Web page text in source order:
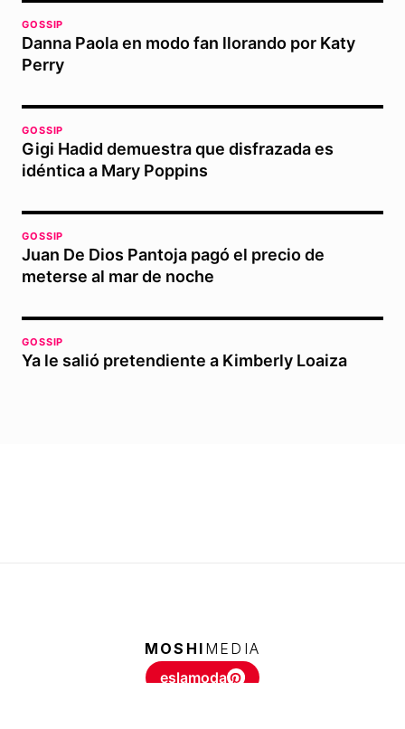
GOSSIP
Danna Paola en modo fan llorando por Katy
Perry
GOSSIP
Gigi Hadid demuestra que disfrazada es
idéntica a Mary Poppins
GOSSIP
Juan De Dios Pantoja pagó el precio de
meterse al mar de noche
GOSSIP
Ya le salió pretendiente a Kimberly Loaiza
MOSHI MEDIA
eslamoda